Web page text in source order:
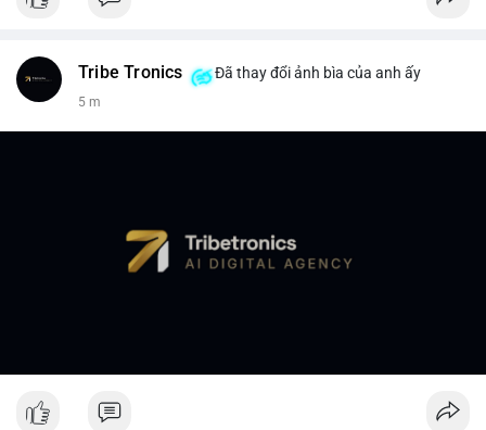
Tribe Tronics Đã thay đổi ảnh bìa của anh ấy
5 m